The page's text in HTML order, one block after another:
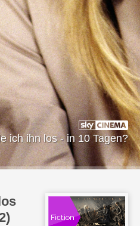
ich ihn los - in 10 Tagen?